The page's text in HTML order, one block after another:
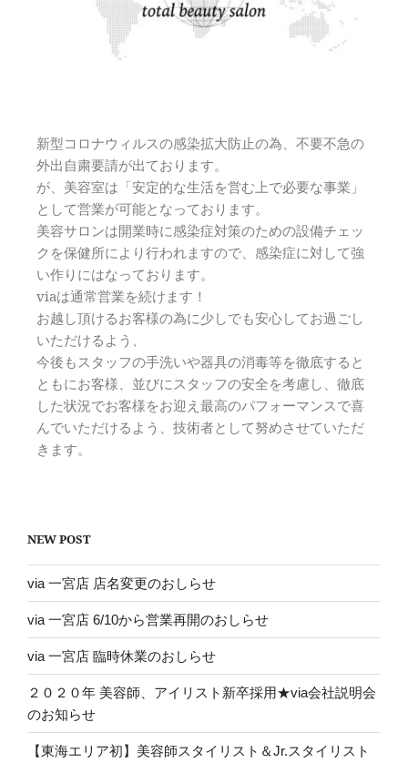
新型コロナウィルスの感染拡大防止の為、不要不急の
外出自粛要請が出ております。
が、美容室は「安定的な生活を営む上で必要な事業」
として営業が可能となっております。
美容サロンは開業時に感染症対策のための設備チェッ
クを保健所により行われますので、感染症に対して強
い作りにはなっております。
viaは通常営業を続けます！
お越し頂けるお客様の為に少しでも安心してお過ごし
いただけるよう、
今後もスタッフの手洗いや器具の消毒等を徹底すると
ともにお客様、並びにスタッフの安全を考慮し、徹底
した状況でお客様をお迎え最高のパフォーマンスで喜
んでいただけるよう、技術者として努めさせていただ
きます。
NEW POST
via 一宮店 店名変更のおしらせ​
via 一宮店 6/10から営業再開のおしらせ
via 一宮店 臨時休業のおしらせ
２０２０年 美容師、アイリスト新卒採用★via会社説明会
のお知らせ
【東海エリア初】美容師スタイリスト＆Jr.スタイリスト